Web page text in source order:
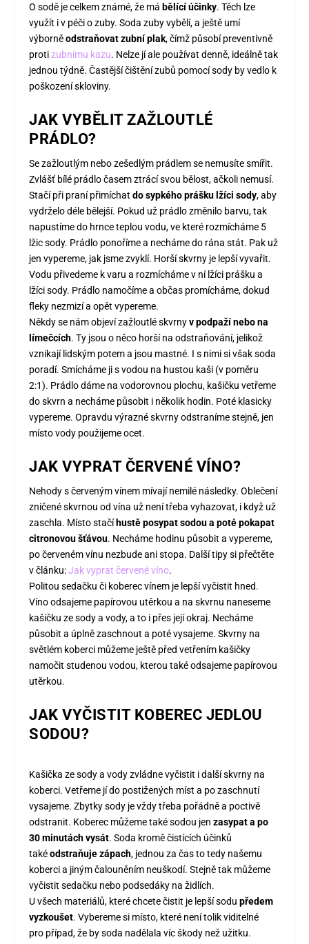
O sodě je celkem známé, že má bělící účinky. Těch lze
využít i v péči o zuby. Soda zuby vybělí, a ještě umí
výborněodstraňovat zubní plak, čímž působí preventivně
protizubnímu kazu. Nelze jí ale používat denně, ideálně tak
jednou týdně. Častější čištění zubů pomocí sody by vedlo k
poškození skloviny.
JAK VYBĚLIT ZAŽLOUTLÉ
PRÁDLO?
Se zažloutlým nebo zešedlým prádlem se nemusíte smířit.
Zvlášť bílé prádlo časem ztrácí svou bělost, ačkoli nemusí.
Stačí při praní přimíchat do sypkého prášku lžíci sody, aby
vydrželo déle bělejší. Pokud už prádlo změnilo barvu, tak
napustíme do hrnce teplou vodu, ve které rozmícháme 5
lžic sody. Prádlo ponoříme a necháme do rána stát. Pak už
jen vypereme, jak jsme zvyklí. Horší skvrny je lepší vyvařit.
Vodu přivedeme k varu a rozmícháme v ní lžíci prášku a
lžíci sody. Prádlo namočíme a občas promícháme, dokud
fleky nezmizí a opět vypereme.
Někdy se nám objeví zažloutlé skvrnyv podpaží nebo na
límečcích. Ty jsou o něco horší na odstraňování, jelikož
vznikají lidským potem a jsou mastné. I s nimi si však soda
poradí. Smícháme ji s vodou na hustou kaši (v poměru
2:1). Prádlo dáme na vodorovnou plochu, kašičku vetřeme
do skvrn a necháme působit i několik hodin. Poté klasicky
vypereme. Opravdu výrazné skvrny odstraníme stejně, jen
místo vody použijeme ocet.
JAK VYPRAT ČERVENÉ VÍNO?
Nehody s červeným vínem mívají nemilé následky. Oblečení
zničené skvrnou od vína už není třeba vyhazovat, i když už
zaschla. Místo stačíhustě posypat sodou a poté pokapat
citronovou šťávou. Necháme hodinu působit a vypereme,
po červeném vínu nezbude ani stopa. Další tipy si přečtěte
v článku:Jak vyprat červené víno.
Politou sedačku či koberec vínem je lepší vyčistit hned.
Víno odsajeme papírovou utěrkou a na skvrnu naneseme
kašičku ze sody a vody, a to i přes její okraj. Necháme
působit a úplně zaschnout a poté vysajeme. Skvrny na
světlém koberci můžeme ještě před vetřením kašičky
namočit studenou vodou, kterou také odsajeme papírovou
utěrkou.
JAK VYČISTIT KOBEREC JEDLOU
SODOU?
Kašička ze sody a vody zvládne vyčistit i další skvrny na
koberci. Vetřeme jí do postižených míst a po zaschnutí
vysajeme. Zbytky sody je vždy třeba pořádně a poctivě
odstranit. Koberec můžeme také sodou jen zasypat a po
30 minutách vysát. Soda kromě čistících účinků
takéodstraňuje zápach, jednou za čas to tedy našemu
koberci a jiným čalouněním neuškodí. Stejně tak můžeme
vyčistit sedačku nebo podsedáky na židlích.
U všech materiálů, které chcete čistit je lepší sodupředem
vyzkoušet. Vybereme si místo, které není tolik viditelné
pro případ, že by soda nadělala víc škody než užitku.